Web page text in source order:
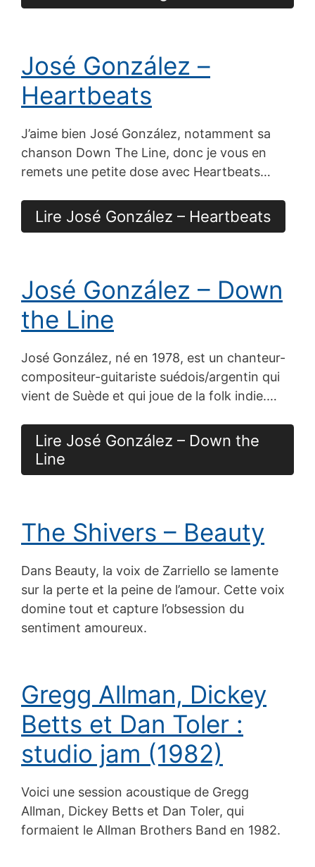
José González –
Heartbeats
J’aime bien José González, notamment sa
chanson Down The Line, donc je vous en
remets une petite dose avec Heartbeats…
Lire José González – Heartbeats
José González – Down
the Line
José González, né en 1978, est un chanteur-
compositeur-guitariste suédois/argentin qui
vient de Suède et qui joue de la folk indie.…
Lire José González – Down the
Line
The Shivers – Beauty
Dans Beauty, la voix de Zarriello se lamente
sur la perte et la peine de l’amour. Cette voix
domine tout et capture l’obsession du
sentiment amoureux.
Gregg Allman, Dickey
Betts et Dan Toler :
studio jam (1982)
Voici une session acoustique de Gregg
Allman, Dickey Betts et Dan Toler, qui
formaient le Allman Brothers Band en 1982.